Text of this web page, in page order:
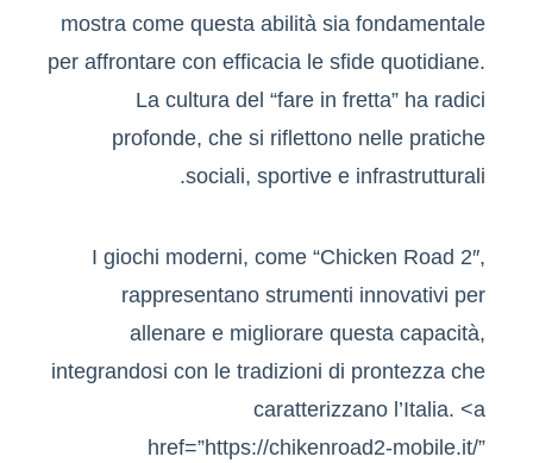
mostra come questa abilità sia fondamentale
per affrontare con efficacia le sfide quotidiane.
La cultura del “fare in fretta” ha radici
profonde, che si riflettono nelle pratiche
sociali, sportive e infrastrutturali.
I giochi moderni, come “Chicken Road 2″,
rappresentano strumenti innovativi per
allenare e migliorare questa capacità,
integrandosi con le tradizioni di prontezza che
caratterizzano l’Italia. <a
href=”https://chikenroad2-mobile.it/”